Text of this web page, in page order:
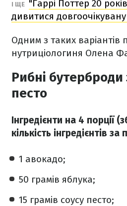
І ЩЕ "Гаррі Поттер 20
дивитися
Одним з таких варіантів
нутриціологиня Олена
Рибні бутерброди
песто
Інгредієнти на 4 порції
кількість інгредієнтів
1 авокадо;
50 грамів яблука;
15 грамів соусу песто;